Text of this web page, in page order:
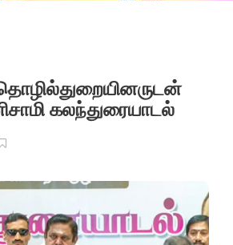
கலந்துரையாடல்